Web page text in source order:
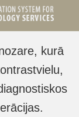
kurā